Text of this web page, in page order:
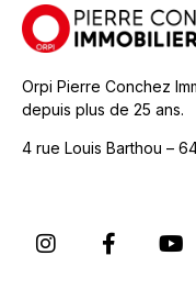
Orpi Pierre Conchez
depuis plus de 25 ans.
4 rue Louis Barthou –